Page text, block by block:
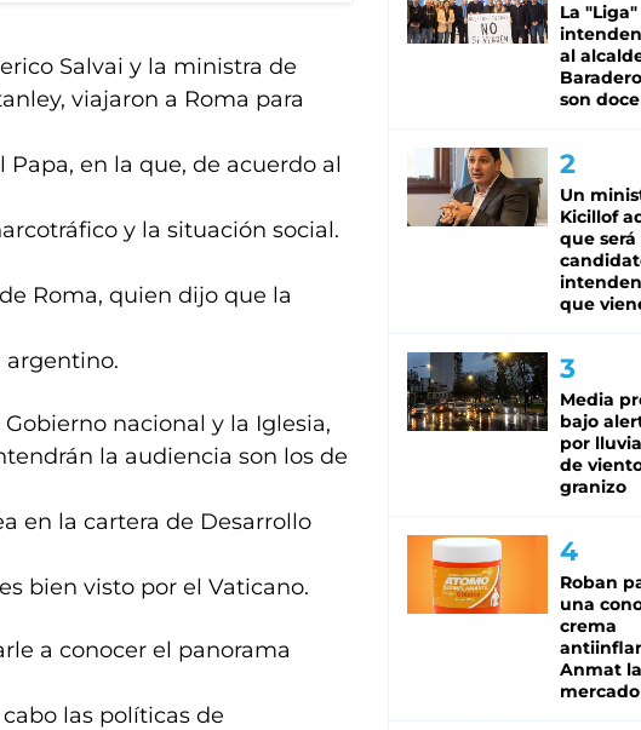
Salvai y la ministra de
viajaron a Roma para
en la que, de acuerdo al
y la situación social.
Roma, quien dijo que la
argentino.
nacional y la Iglesia,
la audiencia son los de
en la cartera de Desarrollo
bien visto por el Vaticano.
a conocer el panorama
las políticas de
La
al
son doce
Un
Kicillof
que será
que
Media
bajo
por
de
granizo
Roban
una
crema
Anmat
mercado